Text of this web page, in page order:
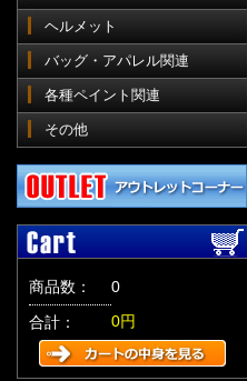
ヘルメット
バッグ・アパレル関連
各種ペイント関連
その他
商品数：
0
合計：
0円